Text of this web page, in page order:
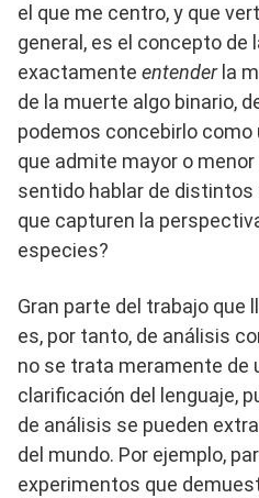
el que me centro, y que
general, es el concepto de
exactamente entenderla
de la muerte algo binario,
podemos concebirlo
que admite mayor o
sentido hablar de
que capturen la
especies?
Gran parte del trabajo que
es, por tanto, de análisis
no se trata meramente de
clarificación del lenguaje,
de análisis se pueden
del mundo. Por ejemplo,
experimentos que